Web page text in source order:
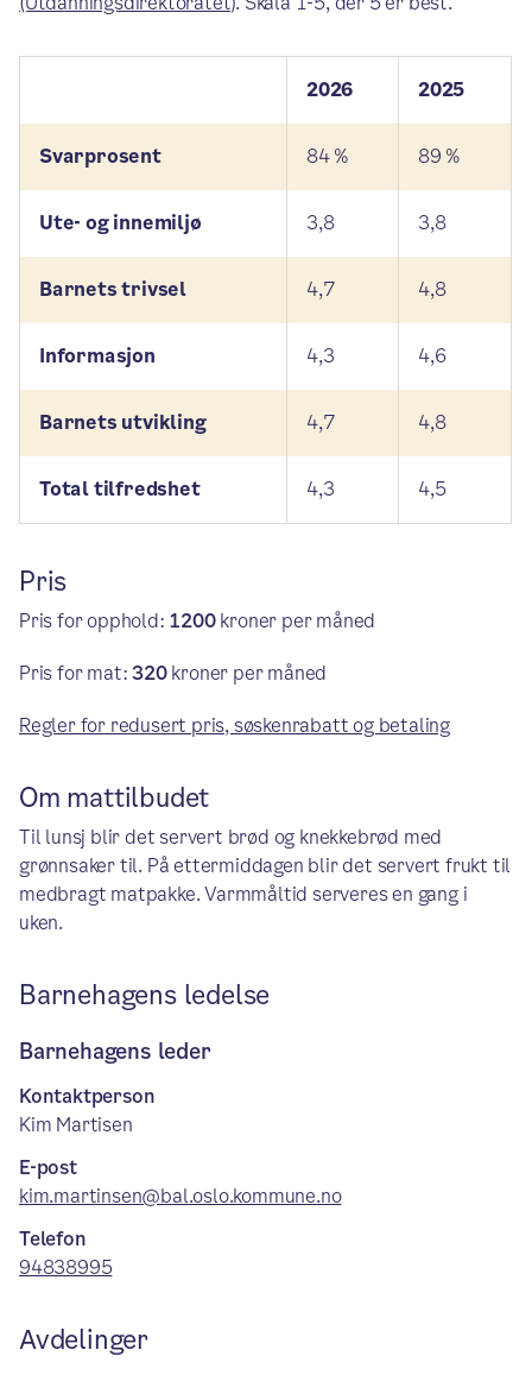
2026 2025
Svarprosent 84 % 89 %
Ute- og innemiljø 3,8 3,8
Barnets trivsel 4,7 4,8
Informasjon 4,3 4,6
Barnets utvikling 4,7 4,8
Total tilfredshet 4,3 4,5
Pris
Pris for opphold: 1200kroner per måned
Pris for mat:320kroner per måned
Regler for redusert pris, søskenrabatt og betaling
Om mattilbudet
Til lunsj blir det servert brød og knekkebrød med
grønnsaker til. På ettermiddagen blir det servert frukt til
medbragt matpakke. Varmmåltid serveres en gang i
uken.
Barnehagens ledelse
Barnehagens leder
Kontaktperson
Kim Martisen
E-post
kim.martinsen@bal.oslo.kommune.no
Telefon
94838995
Avdelinger